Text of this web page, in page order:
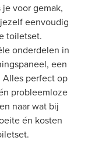
voor gemak,
eenvoudig
toiletset.
onderdelen in
een
Alles perfect op
probleemloze
naar wat bij
én kosten